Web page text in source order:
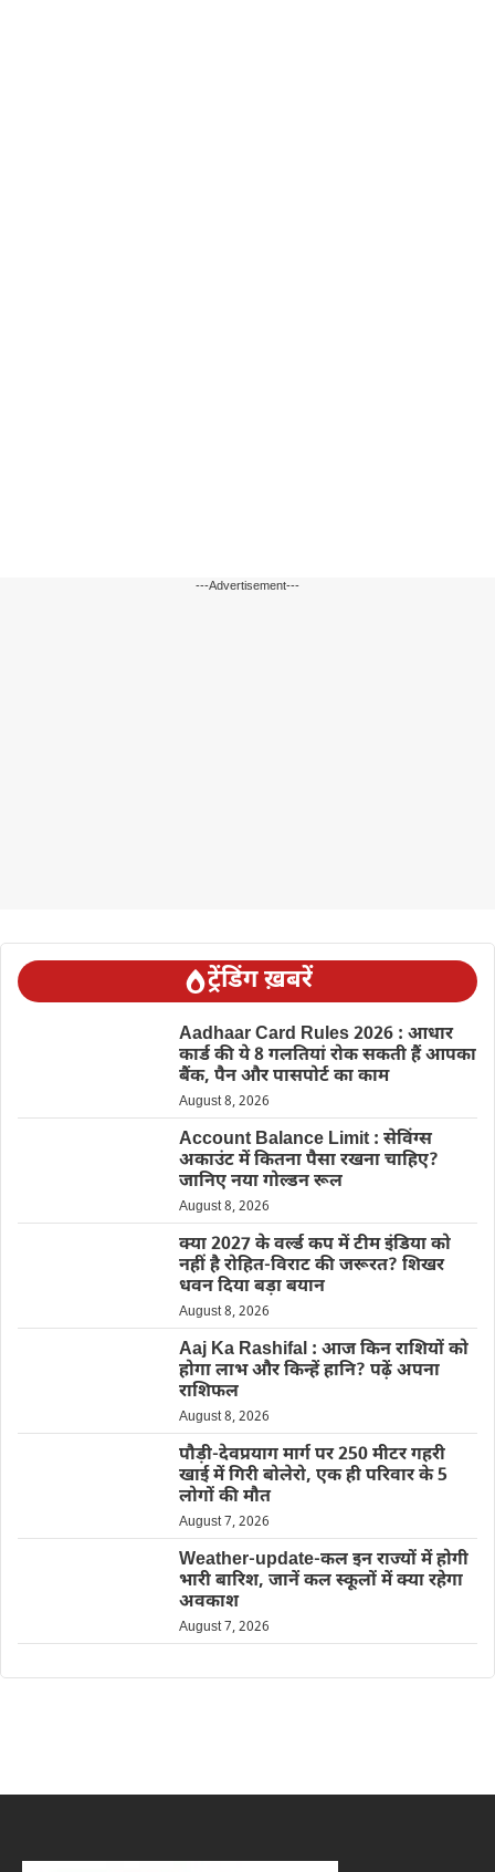
---Advertisement---
ट्रेंडिंग ख़बरें
Aadhaar Card Rules 2026 : आधार
कार्ड की ये 8 गलतियां रोक सकती हैं आपका
बैंक, पैन और पासपोर्ट का काम
August 8, 2026
Account Balance Limit : सेविंग्स
अकाउंट में कितना पैसा रखना चाहिए?
जानिए नया गोल्डन रूल
August 8, 2026
क्या 2027 के वर्ल्ड कप में टीम इंडिया को
नहीं है रोहित-विराट की जरूरत? शिखर
धवन दिया बड़ा बयान
August 8, 2026
Aaj Ka Rashifal : आज किन राशियों को
होगा लाभ और किन्हें हानि? पढ़ें अपना
राशिफल
August 8, 2026
पौड़ी-देवप्रयाग मार्ग पर 250 मीटर गहरी
खाई में गिरी बोलेरो, एक ही परिवार के 5
लोगों की मौत
August 7, 2026
Weather-update-कल इन राज्यों में होगी
भारी बारिश, जानें कल स्कूलों में क्या रहेगा
अवकाश
August 7, 2026